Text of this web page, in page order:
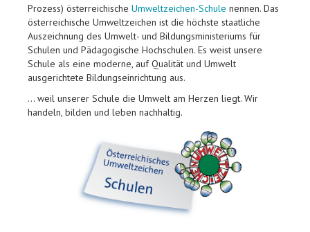
Prozess) österreichische Umweltzeichen-Schule nennen. Das
österreichische Umweltzeichen ist die höchste staatliche
Auszeichnung des Umwelt- und Bildungsministeriums für
Schulen und Pädagogische Hochschulen. Es weist unsere
Schule als eine moderne, auf Qualität und Umwelt
ausgerichtete Bildungseinrichtung aus.
… weil unserer Schule die Umwelt am Herzen liegt. Wir
handeln, bilden und leben nachhaltig.